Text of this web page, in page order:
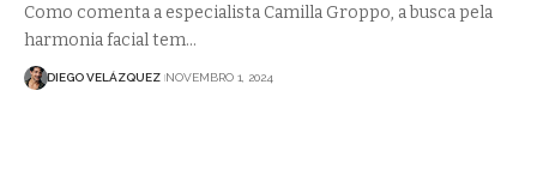
Como comenta a especialista Camilla Groppo, a busca pela
harmonia facial tem…
DIEGO VELÁZQUEZ NOVEMBRO 1, 2024